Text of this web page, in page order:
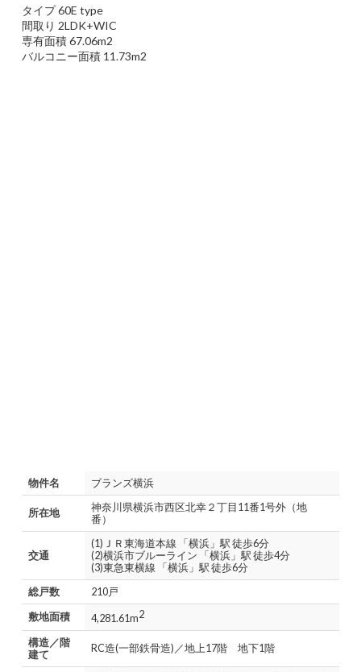
タイプ 60E type
間取り 2LDK+WIC
専有面積 67.06m2
バルコニー面積 11.73m2
物件名 ブランズ横浜
所在地
神奈川県横浜市西区北幸２丁目11番1号外（地
番）
交通
(1)ＪＲ東海道本線 「横浜」駅 徒歩6分
(2)横浜市ブルーライン 「横浜」駅 徒歩4分
(3)東急東横線 「横浜」駅 徒歩6分
総戸数
210戸
敷地面積 4,281.61m2
構造／階
建て
RC造(一部鉄骨造)／地上17階 地下1階